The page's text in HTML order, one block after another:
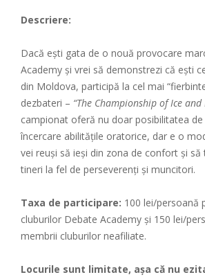
Descriere:
Dacă eşti gata de o nouă provocare
Academy şi vrei să demonstrezi că ești
din Moldova, participă la cel mai
dezbateri – “The Championship of Ice and
campionat oferă nu doar posibilitatea de
încercare abilitățile oratorice, dar e o
vei reuși să ieși din zona de confort și să
tineri la fel de perseverenți și muncitori.
Taxa de participare: 100 lei/persoană
cluburilor Debate Academy și 150 lei/
membrii cluburilor neafiliate.
Locurile sunt limitate, așa că nu